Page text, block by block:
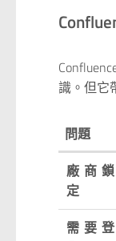
識。但它
問題
廠商鎖
定
需要登